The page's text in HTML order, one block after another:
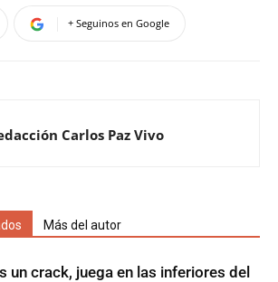
+ Seguinos en Google
Carlos Paz Vivo
Más del autor
un crack, juega en las inferiores del